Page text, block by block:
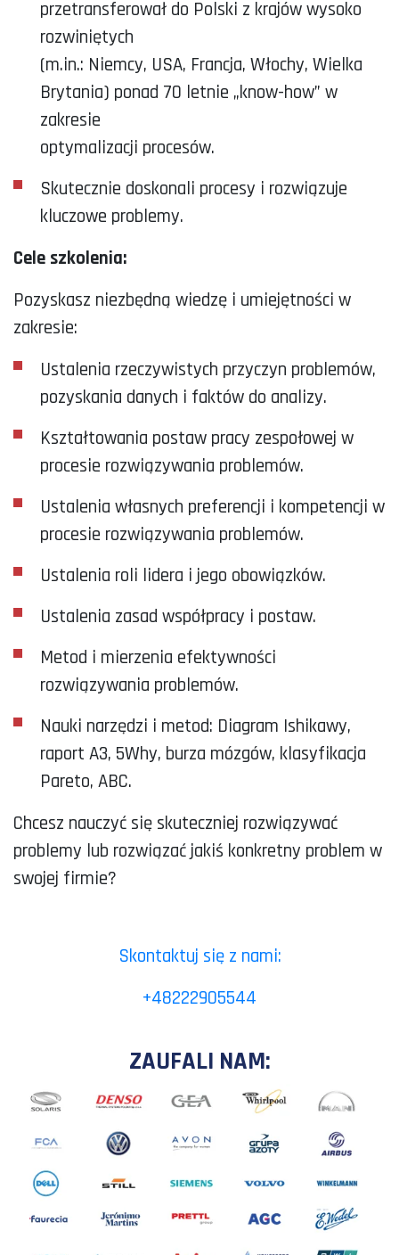
przetransferował do Polski z krajów wysoko
rozwiniętych
(m.in.: Niemcy, USA, Francja, Włochy, Wielka
Brytania) ponad 70 letnie „know-how” w
zakresie
optymalizacji procesów.
Skutecznie doskonali procesy i rozwiązuje
kluczowe problemy.
Cele szkolenia:
Pozyskasz niezbędną wiedzę i umiejętności w
zakresie:
Ustalenia rzeczywistych przyczyn problemów,
pozyskania danych i faktów do analizy.
Kształtowania postaw pracy zespołowej w
procesie rozwiązywania problemów.
Ustalenia własnych preferencji i kompetencji w
procesie rozwiązywania problemów.
Ustalenia roli lidera i jego obowiązków.
Ustalenia zasad współpracy i postaw.
Metod i mierzenia efektywności
rozwiązywania problemów.
Nauki narzędzi i metod: Diagram Ishikawy,
raport A3, 5Why, burza mózgów, klasyfikacja
Pareto, ABC.
Chcesz nauczyć się skuteczniej rozwiązywać
problemy lub rozwiązać jakiś konkretny problem w
swojej firmie?
Skontaktuj się z nami:
+48222905544
ZAUFALI NAM: